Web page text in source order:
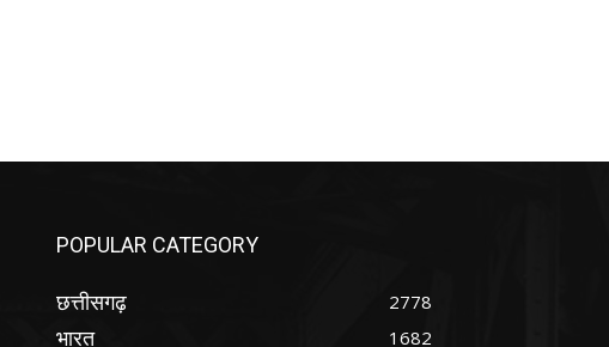
POPULAR CATEGORY
छत्तीसगढ़ 2778
भारत 1682